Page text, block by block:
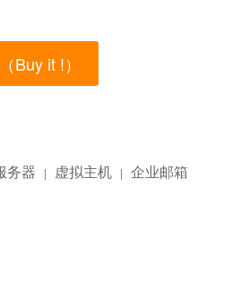
Buy it !）
务器 | 虚拟主机 | 企业邮箱